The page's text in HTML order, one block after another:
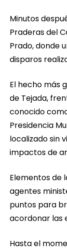
Minutos
Praderas del
Prado, donde
disparos
El hecho más
de Tejada,
conocido
Presidencia
localizado sin
impactos de
Elementos de
agentes
puntos para
acordonar las
Hasta el